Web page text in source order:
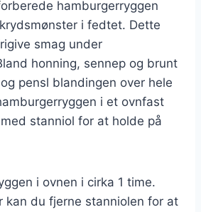
hamburgerryggen
i fedtet. Dette
smag under
honning, sennep og brunt
pensl blandingen over hele
i et ovnfast
stanniol for at holde på
i ovnen i cirka 1 time.
kan du fjerne stanniolen for at